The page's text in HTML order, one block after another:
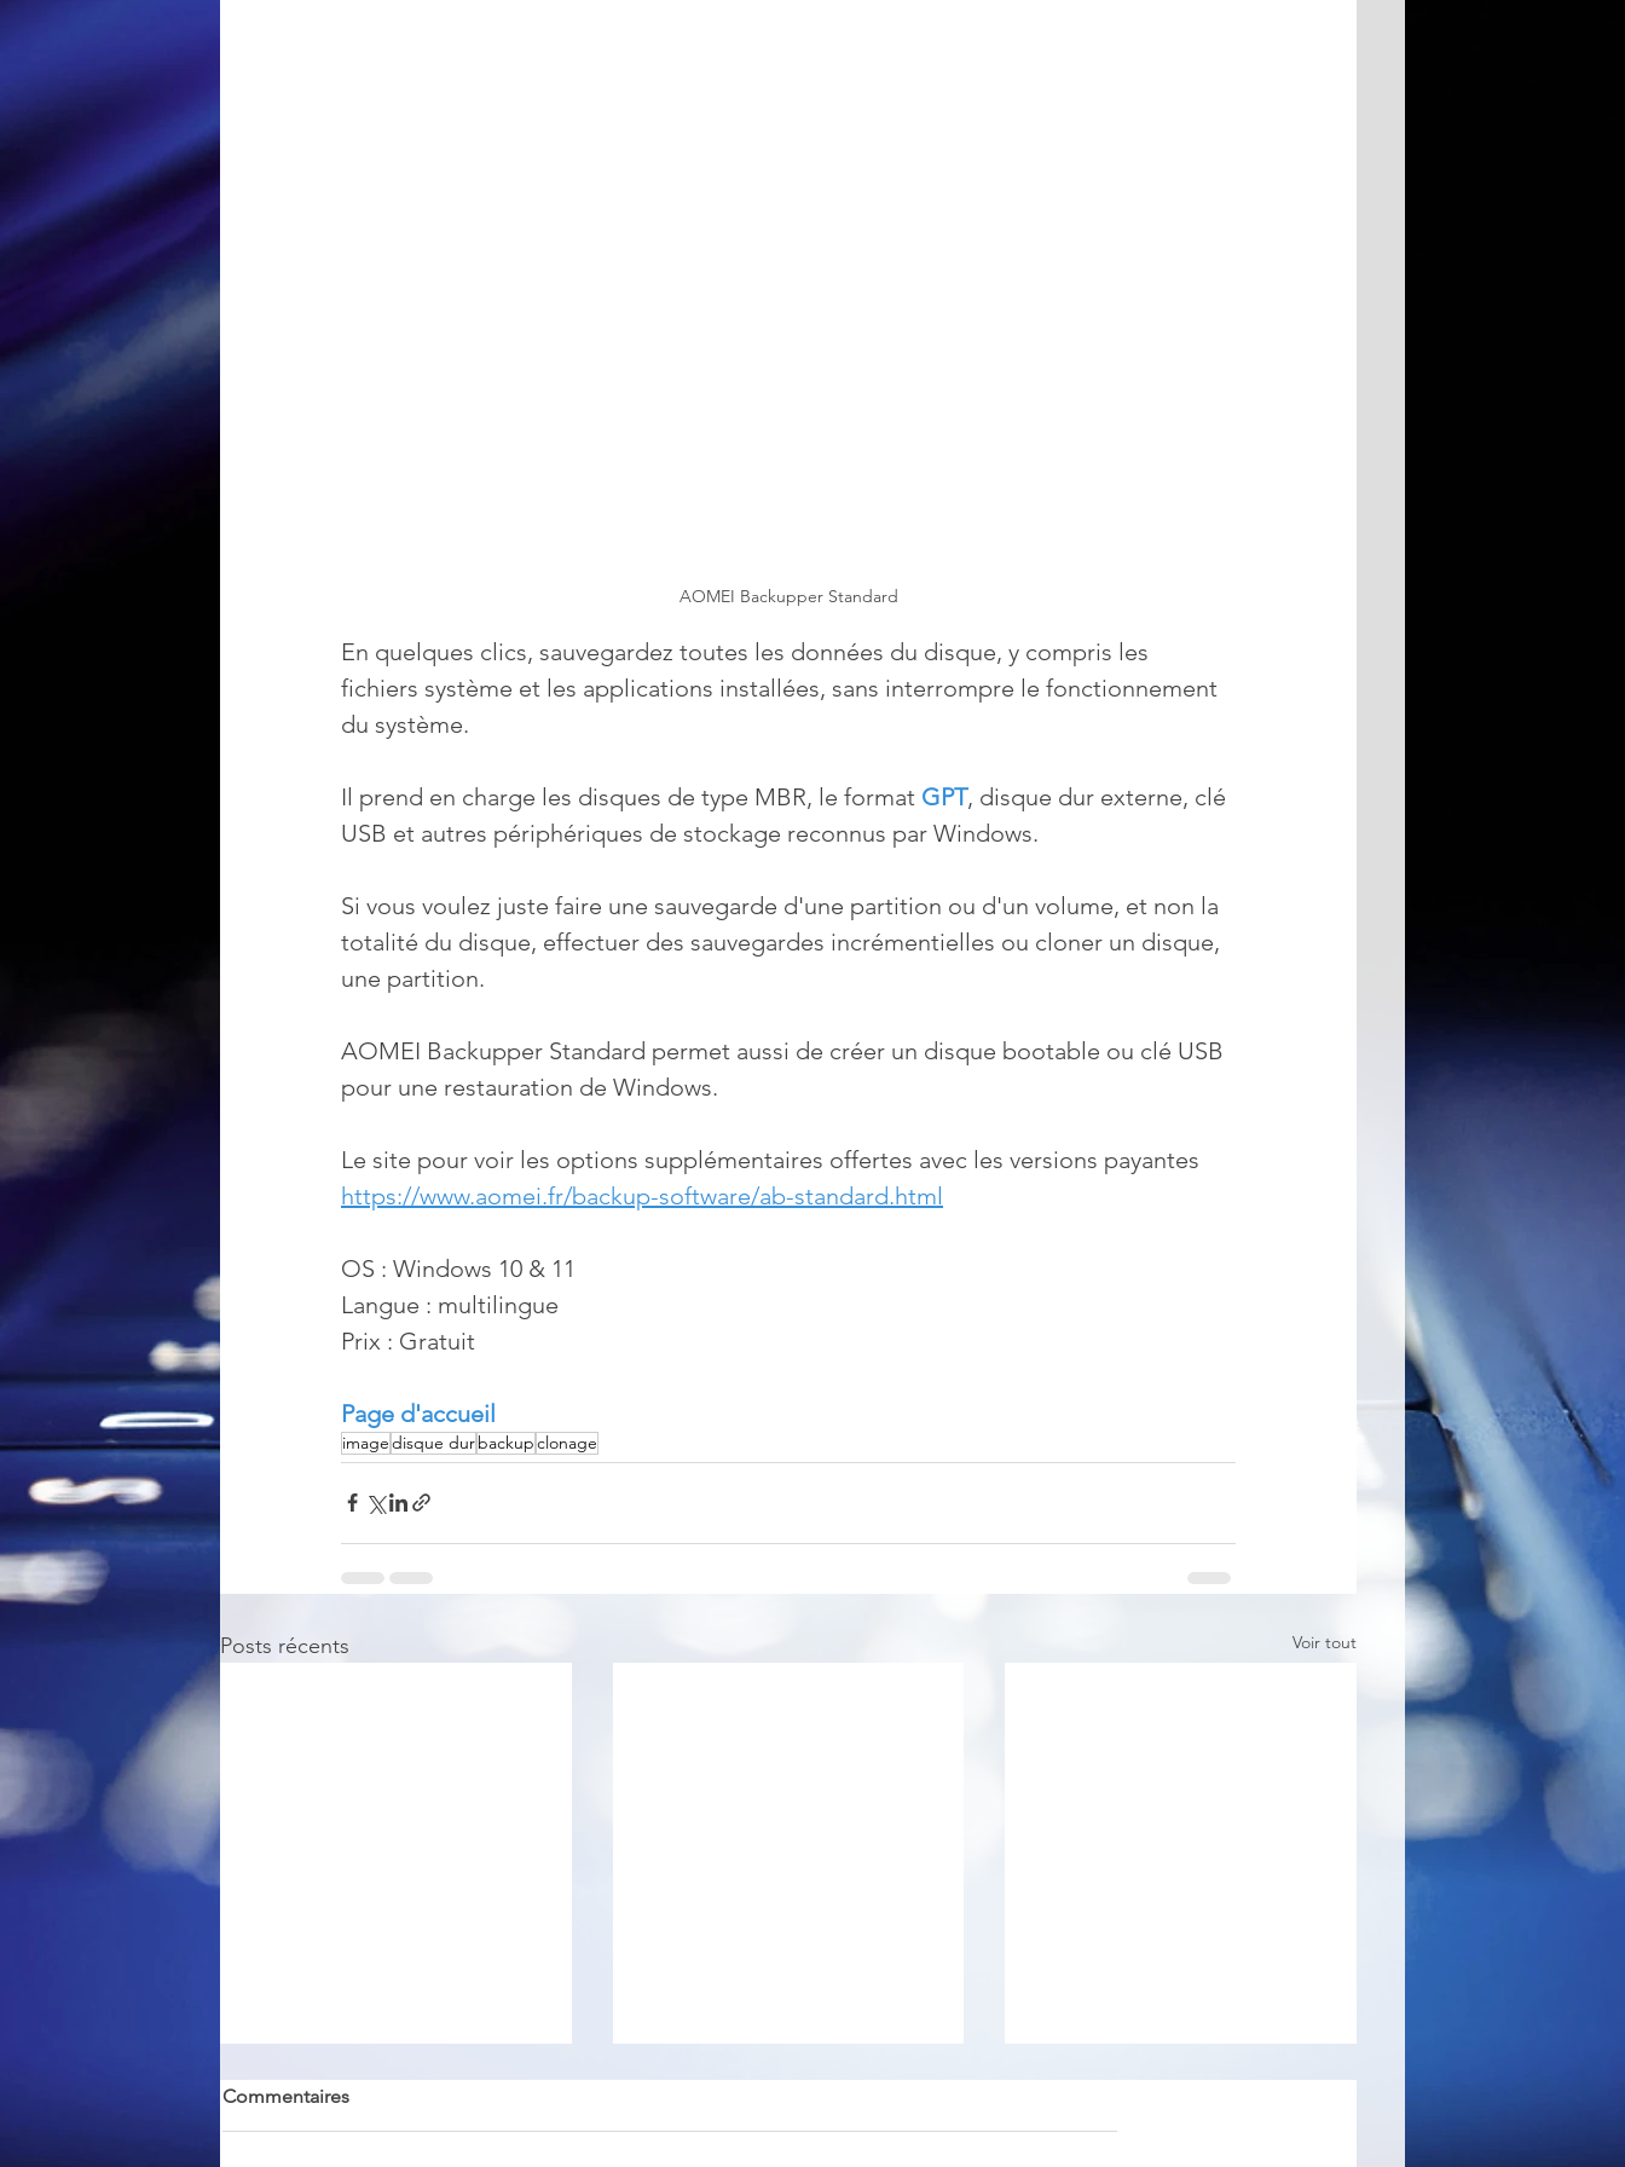
AOMEI Backupper Standard
En quelques clics, sauvegardez toutes les données du disque, y compris les
fichiers système et les applications installées, sans interrompre le fonctionnement
du système.
Il prend en charge les disques de type MBR, le format GPT, disque dur externe, clé
USB et autres périphériques de stockage reconnus par Windows.
Si vous voulez juste faire une sauvegarde d'une partition ou d'un volume, et non la
totalité du disque, effectuer des sauvegardes incrémentielles ou cloner un disque,
une partition.
AOMEI Backupper Standard permet aussi de créer un disque bootable ou clé USB
pour une restauration de Windows.
Le site pour voir les options supplémentaires offertes avec les versions payantes
https://www.aomei.fr/backup-software/ab-standard.html
OS : Windows 10 & 11
Langue : multilingue
Prix : Gratuit
Page d'accueil
imagedisque durbackupclonage
Posts récents Voir tout
Commentaires